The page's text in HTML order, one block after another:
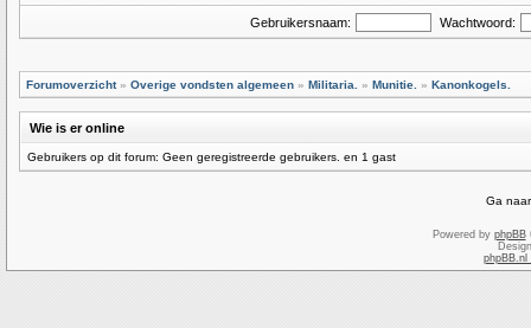
Gebruikersnaam: Wachtwoord:
Forumoverzicht» Overige vondsten algemeen » Militaria. » Munitie. » Kanonkogels.
Wie is er online
Gebruikers op dit forum: Geen geregistreerde gebruikers. en 1 gast
Ga
Powered by phpBB
phpBB.nl